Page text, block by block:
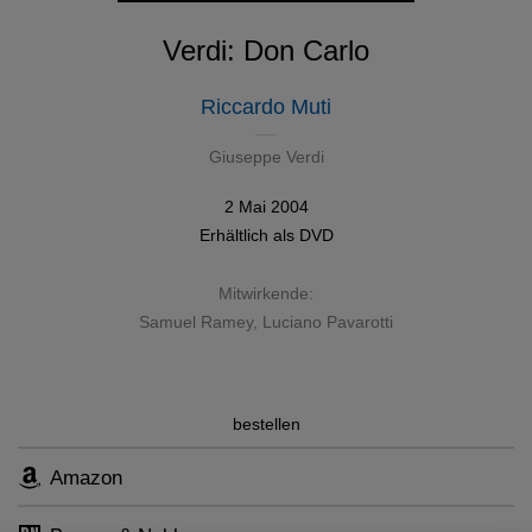
Verdi: Don Carlo
Riccardo Muti
Giuseppe Verdi
2 Mai 2004
Erhältlich als DVD
Mitwirkende:
Samuel Ramey, Luciano Pavarotti
bestellen
Amazon